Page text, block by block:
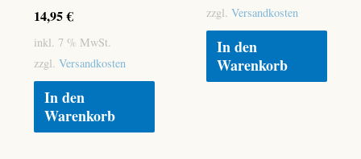
14,95€
inkl. 7 % MwSt.
zzgl. Versandkosten
In den
Warenkorb
zzgl. Versandkosten
In den
Warenkorb